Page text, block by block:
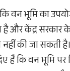
वन भूमि का
और केंद्र सरकार
नहीं की जा सकती
हैं कि वन भूमि पर